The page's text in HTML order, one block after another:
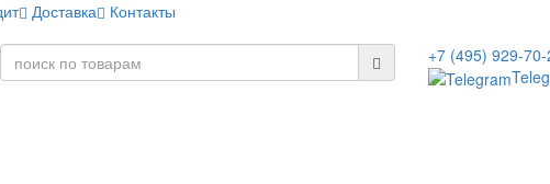
Доставка
Контакты
+7 (495) 929-70-